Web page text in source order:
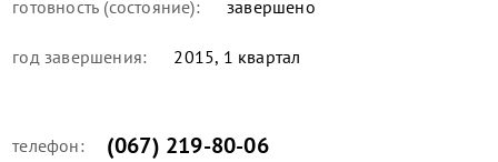
готовность (состояние): завершено
год завершения: 2015, 1 квартал
телефон: (067) 219-80-06